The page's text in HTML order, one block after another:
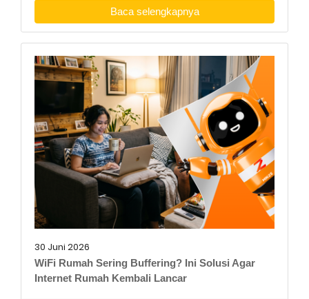
Baca selengkapnya
30 Juni 2026
WiFi Rumah Sering Buffering? Ini Solusi Agar
Internet Rumah Kembali Lancar